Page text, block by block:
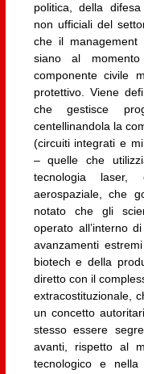
politica, della
non ufficiali del
che il
siano al
componente civile
protettivo. Viene
che gestisce
centellinandola la
(circuiti integrati e
– quelle che
tecnologia
aerospaziale, che
notato che gli
operato all’interno
avanzamenti
biotech e della
diretto con il
extracostituzionale,
un concetto
stesso essere
avanti, rispetto al
tecnologico e nella